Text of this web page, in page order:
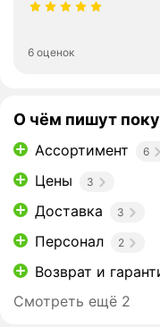
6 оценок
О чём пишут
Ассортимент 6
Цены 3
Доставка 3
Персонал 2
Возврат и
Смотреть ещё 2